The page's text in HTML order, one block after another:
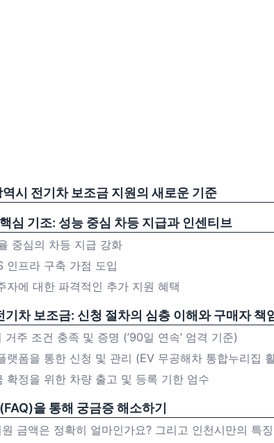
시 전기차 보조금 지원의 새로운 기준
심 기조: 성능 중심 차등 지급과 인센티브
중심의 차등 지급 강화
인프라 구축 가점 도입
자에 대한 파격적인 추가 지원 혜택
차 보조금: 신청 절차의 심층 이해와 구매자 책
거주 조건 충족 및 증명 (’90일 연속’ 엄격 기준)
랫폼을 통한 신청 및 관리 (EV 무공해차 통합누리집
확정을 위한 차량 출고 및 등록 기한 엄수
을 통해 궁금증 해소하기
금액은 정확히 얼마인가요? 그리고 인천시만의 특